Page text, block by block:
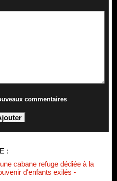
commentaires
:
cabane refuge dédiée à la
d'enfants exilés -